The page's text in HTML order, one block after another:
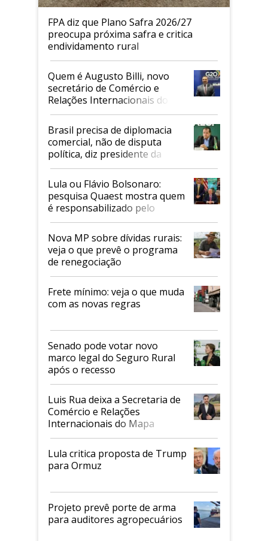
FPA diz que Plano Safra 2026/27
preocupa próxima safra e critica
endividamento rural
Quem é Augusto Billi, novo
secretário de Comércio e
Relações Internacionais do
Mapa
Brasil precisa de diplomacia
comercial, não de disputa
política, diz presidente da
Faesp
Lula ou Flávio Bolsonaro:
pesquisa Quaest mostra quem
é responsabilizado pelo
tarifaço dos EUA
Nova MP sobre dívidas rurais:
veja o que prevê o programa
de renegociação
Frete mínimo: veja o que muda
com as novas regras
Senado pode votar novo
marco legal do Seguro Rural
após o recesso
Luis Rua deixa a Secretaria de
Comércio e Relações
Internacionais do Mapa
Lula critica proposta de Trump
para Ormuz
Projeto prevê porte de arma
para auditores agropecuários